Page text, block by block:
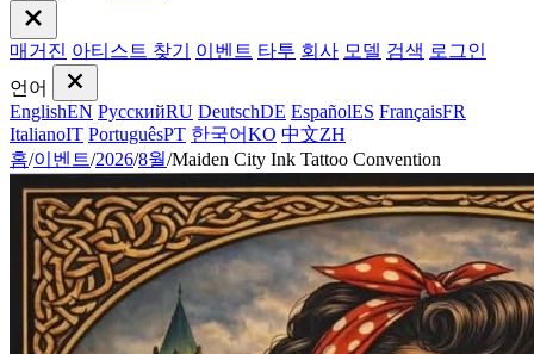
매거진 아티스트 찾기 이벤트 타투 회사 모델 검색 로그인
언어
EnglishEN РусскийRU DeutschDE EspañolES FrançaisFR
ItalianoIT PortuguêsPT 한국어KO 中文ZH
홈/이벤트/2026/8월/Maiden City Ink Tattoo Convention